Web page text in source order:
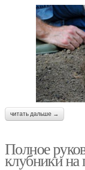
читать дальше →
Полное
клубники на